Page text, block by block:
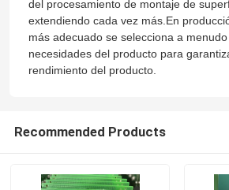
noticias
Todos los casos
Solicitar una cotización
pcba del ccsme
del procesamiento de montaje de
extendiendo cada vez más.En
más adecuado se selecciona a
necesidades del producto para
rendimiento del producto.
Recommended Products